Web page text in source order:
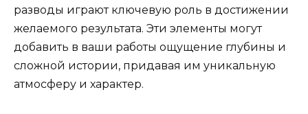
разводы играют ключевую роль в достижении
желаемого результата. Эти элементы могут
добавить в ваши работы ощущение глубины и
сложной истории, придавая им уникальную
атмосферу и характер.